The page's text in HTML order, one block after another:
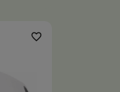
favorite_border